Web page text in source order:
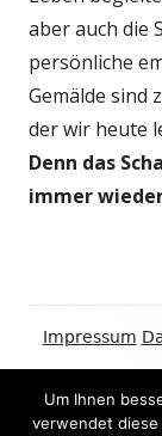
aber auch die
persönliche
Gemälde sind
der wir heute
Denn das
immer
Footer
Inhalt
Impressum
Copyright ©
Um Ihnen
verwendet diese